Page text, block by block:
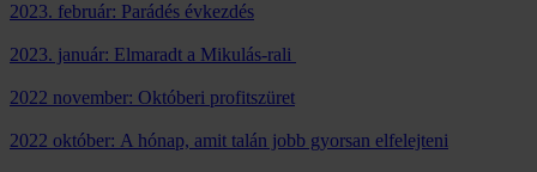
2023. február: Parádés évkezdés
2023. január: Elmaradt a Mikulás-rali
2022 november: Októberi profitszüret
2022 október: A hónap, amit talán jobb gyorsan elfelejteni